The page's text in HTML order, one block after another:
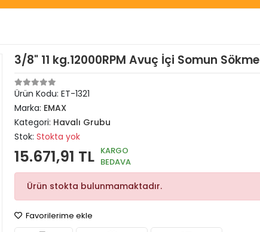
3/8" 11 kg.12000RPM Avuç İçi Somun Sökme
Ürün Kodu: ET-1321
Marka: EMAX
Kategori: Havalı Grubu
Stok: Stokta yok
15.671,91 TL KARGO
BEDAVA
Ürün stokta bulunmamaktadır.
Favorilerime ekle